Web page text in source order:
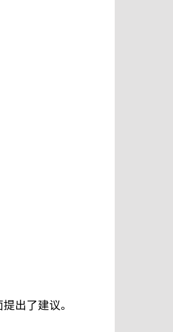
出了建议。